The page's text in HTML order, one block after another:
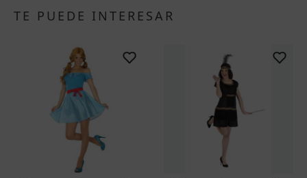
TE PUEDE INTERESAR